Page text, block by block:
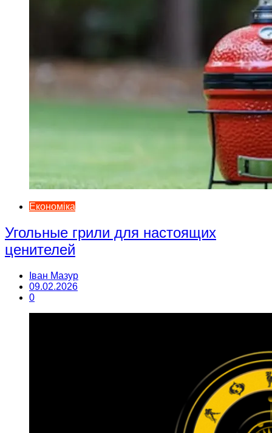
Економіка
Угольные грили для настоящих
ценителей
Іван Мазур
09.02.2026
0